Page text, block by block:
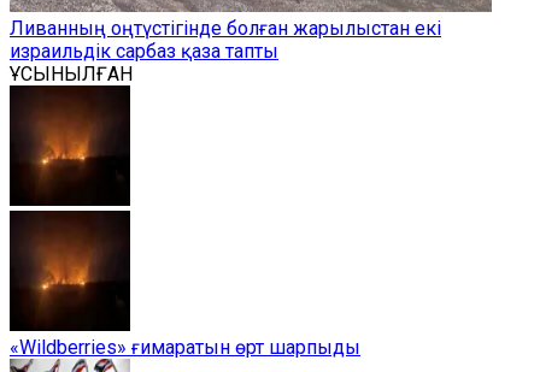
Ливанның оңтүстігінде болған жарылыстан екі
израильдік сарбаз қаза тапты
ҰСЫНЫЛҒАН
«Wildberries» ғимаратын өрт шарпыды